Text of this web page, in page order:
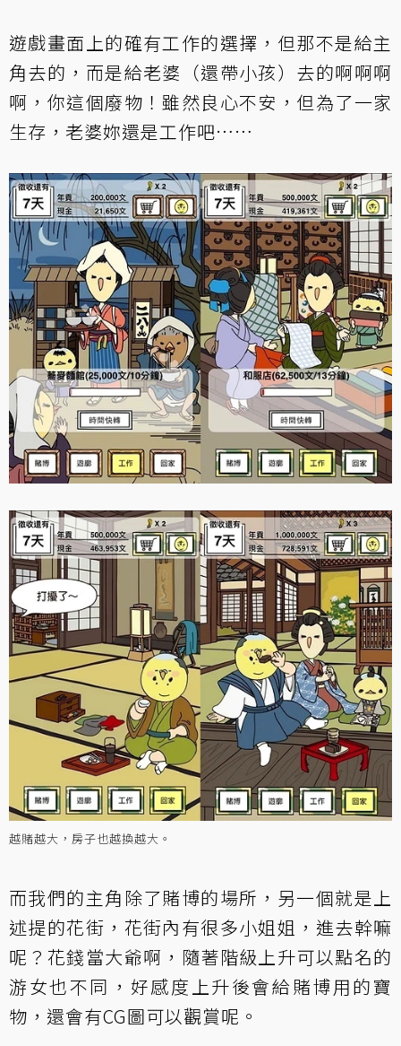
遊戲畫面上的確有工作的選擇，但那不是給主
角去的，而是給老婆（還帶小孩）去的啊啊啊
啊，你這個廢物！雖然良心不安，但為了一家
生存，老婆妳還是工作吧……
越賭越大，房子也越換越大。
而我們的主角除了賭博的場所，另一個就是上
述提的花街，花街內有很多小姐姐，進去幹嘛
呢？花錢當大爺啊，隨著階級上升可以點名的
游女也不同，好感度上升後會給賭博用的寶
物，還會有CG圖可以觀賞呢。